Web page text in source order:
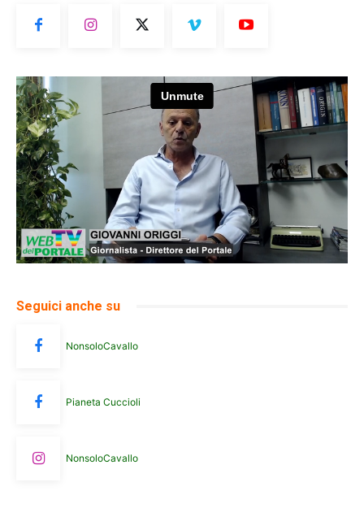
Seguici anche su
NonsoloCavallo
Pianeta Cuccioli
NonsoloCavallo